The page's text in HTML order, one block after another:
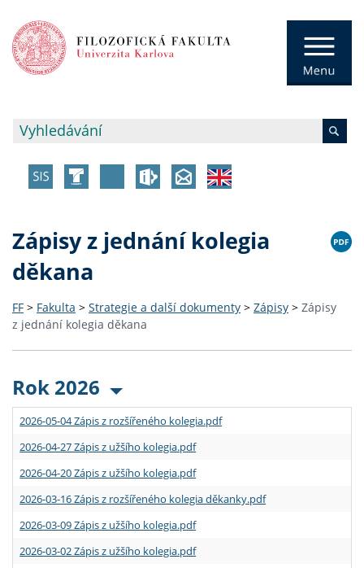
Zápisy z jednání kolegia
děkana
FF > Fakulta > Strategie a další dokumenty > Zápisy > Zápisy
z jednání kolegia děkana
Rok 2026
2026-05-04 Zápis z rozšířeného kolegia.pdf
2026-04-27 Zápis z užšího kolegia.pdf
2026-04-20 Zápis z užšího kolegia.pdf
2026-03-16 Zápis z rozšířeného kolegia děkanky.pdf
2026-03-09 Zápis z užšího kolegia.pdf
2026-03-02 Zápis z užšího kolegia.pdf